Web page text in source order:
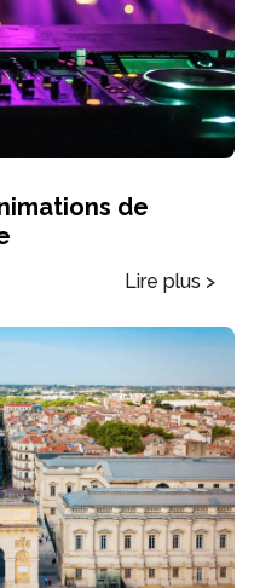
de
Lire plus >